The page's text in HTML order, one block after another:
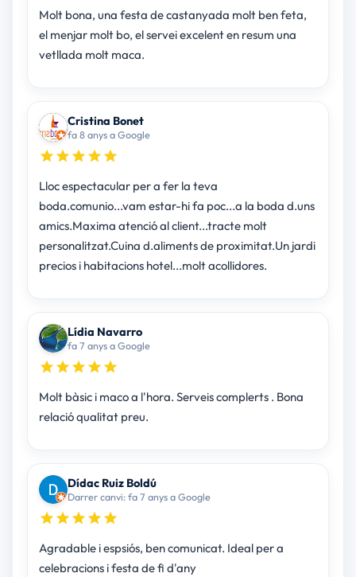
Molt bona, una festa de castanyada molt ben feta,
el menjar molt bo, el servei excelent en resum una
vetllada molt maca.
Cristina Bonet
fa 8 anys a Google
Lloc espectacular per a fer la teva
boda.comunio...vam estar-hi fa poc...a la boda d.uns
amics.Maxima atenció al client...tracte molt
personalitzat.Cuina d.aliments de proximitat.Un jardi
precios i habitacions hotel...molt acollidores.
Lídia Navarro
fa 7 anys a Google
Molt bàsic i maco a l'hora. Serveis complerts . Bona
relació qualitat preu.
Dídac Ruiz Boldú
Darrer canvi: fa 7 anys a Google
Agradable i espsiós, ben comunicat. Ideal per a
celebracions i festa de fi d'any